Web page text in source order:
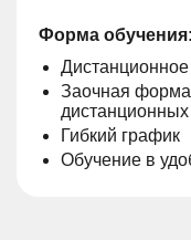
Форма обучения:
Заочная
дистанционных
Гибкий график
Обучение в